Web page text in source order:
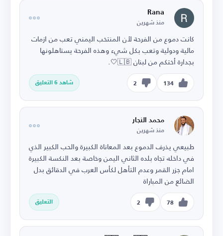
Rana
منذ شهرين
كانت دموع من الفرحة لأن المنتخب اليمني تعب من ازمات
مالية ودولية وتعب بكل شيء وهذه الفرحة يستاهلونها
بجدارة أختكم من لبنان 🇱🇧🤍.
134
2 شاهد 6 التعليق
محمد النجار
منذ شهرين
طبيعي يذرف الدموع بعد المعاناة الكبيرة والحب الكبير الذي
في داخله تجاه بلده الثاني اليمن وخاصة بعد النكسة الكبيرة
امام جزر القمر وعدم التأهل لكأس العرب في الدقائق بدل
الضائع من المباراة
78
2 التعليق